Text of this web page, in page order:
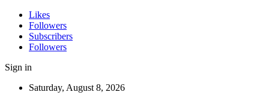
Likes
Followers
Subscribers
Followers
Sign in
Saturday, August 8, 2026